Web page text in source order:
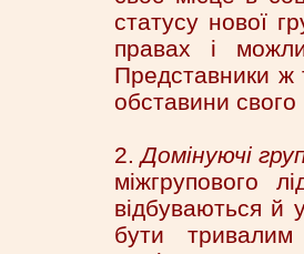
статусу нової
правах і
Представники ж
обставини свого
2.Домінуючі
міжгрупового
відбуваються й
бути